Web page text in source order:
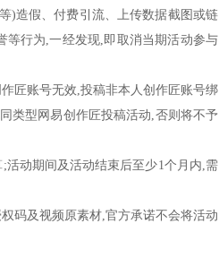
)造假、付费引流、上传数据截图或链
等行为,一经发现,即取消当期活动参与
匠账号无效,投稿非本人创作匠账号绑
类型网易创作匠投稿活动,否则将不予
动期间及活动结束后至少1个月内,需
码及视频原素材,官方承诺不会将活动